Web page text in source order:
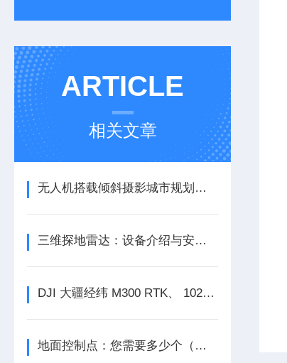
ARTICLE
相关文章
无人机搭载倾斜摄影城市规划应用案例
三维探地雷达：设备介绍与安装、使用与维护
DJI 大疆经纬 M300 RTK、 102S 五目相机发布公告
地面控制点：您需要多少个（检查点何时足够）？